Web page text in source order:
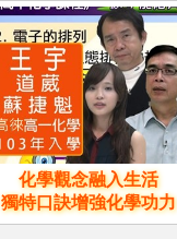
化學觀念融入生活
獨特口訣增強化學功力